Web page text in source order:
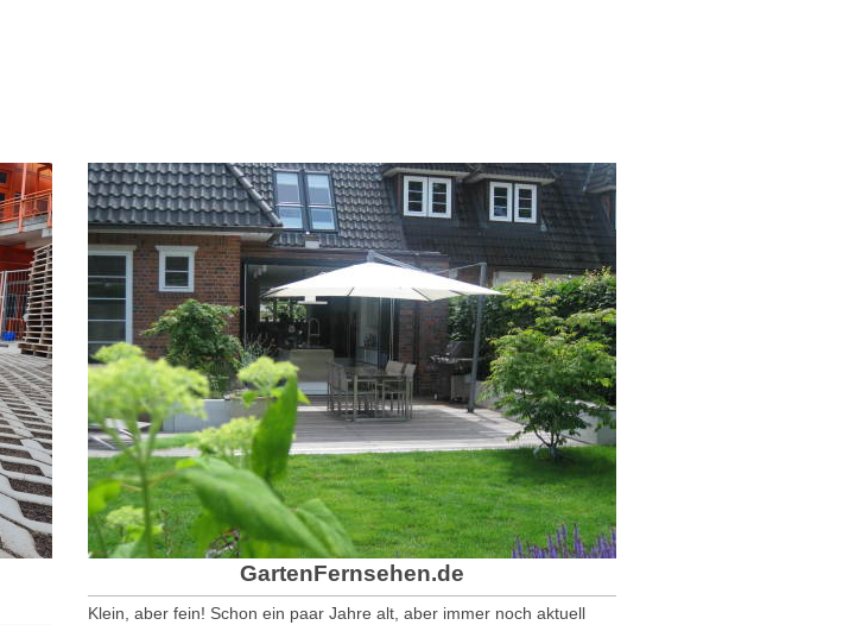
GartenFernsehen.de
Klein, aber fein! Schon ein paar Jahre alt, aber immer noch aktuell